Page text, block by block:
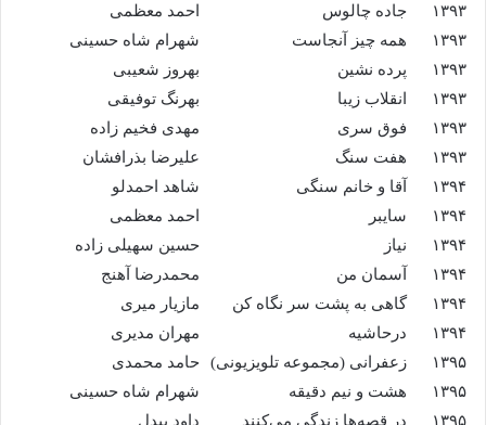
۱۳۹۳
جاده چالوس
احمد معظمی
۱۳۹۳
همه چیز آنجاست
شهرام شاه حسینی
۱۳۹۳
پرده نشین
بهروز شعیبی
۱۳۹۳
انقلاب زیبا
بهرنگ توفیقی
۱۳۹۳
فوق سری
مهدی فخیم زاده
۱۳۹۳
هفت سنگ
علیرضا بذرافشان
۱۳۹۴
آقا و خانم سنگی
شاهد احمدلو
۱۳۹۴
سایبر
احمد معظمی
۱۳۹۴
نیاز
حسین سهیلی زاده
۱۳۹۴
آسمان من
محمدرضا آهنج
۱۳۹۴
گاهی به پشت سر نگاه کن
مازیار میری
۱۳۹۴
درحاشیه
مهران مدیری
۱۳۹۵
زعفرانی (مجموعه تلویزیونی)
حامد محمدی
۱۳۹۵
هشت و نیم دقیقه
شهرام شاه حسینی
۱۳۹۵
در قصه‌ها زندگی می‌کنند داود بیدل